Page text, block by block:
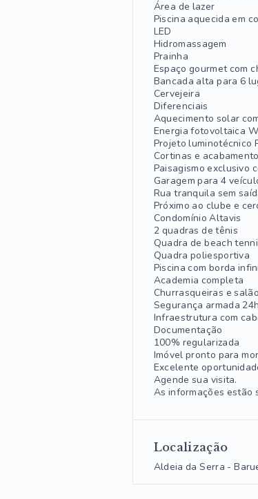
Área de lazer
Piscina aquecida em
LED
Hidromassagem
Prainha
Espaço gourmet com
Bancada alta para 6
Cervejeira
Diferenciais
Aquecimento solar
Energia fotovoltaica
Projeto luminotécnico
Cortinas e
Paisagismo exclusivo
Garagem para 4
Rua tranquila sem
Próximo ao clube e
Condomínio Altavis
2 quadras de tênis
Quadra de beach
Quadra poliesportiva
Piscina com borda
Academia completa
Churrasqueiras e
Segurança armada 24h
Infraestrutura com
Documentação
100% regularizada
Imóvel pronto para
Excelente
Agende sua visita.
As informações estão
Localização
Aldeia da Serra -